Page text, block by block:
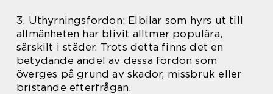
3. Uthyrningsfordon: Elbilar som hyrs ut till
allmänheten har blivit alltmer populära,
särskilt i städer. Trots detta finns det en
betydande andel av dessa fordon som
överges på grund av skador, missbruk eller
bristande efterfrågan.